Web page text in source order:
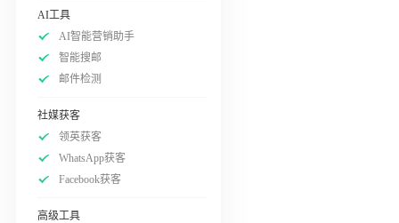
AI工具
AI智能营销助手
智能搜邮
邮件检测
社媒获客
领英获客
WhatsApp获客
Facebook获客
高级工具